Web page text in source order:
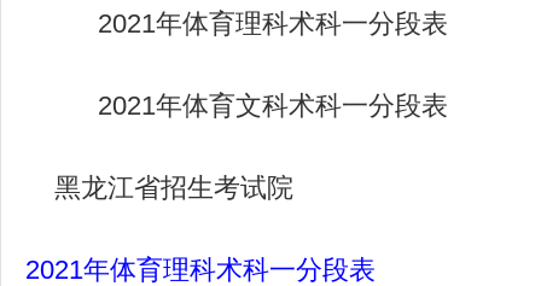
2021年体育理科术科一分段表
2021年体育文科术科一分段表
黑龙江省招生考试院
2021年体育理科术科一分段表